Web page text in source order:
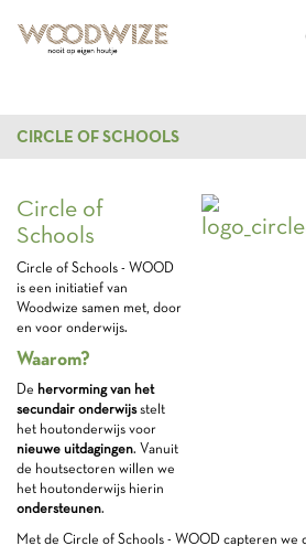
CIRCLE OF SCHOOLS
Circle of
Schools
Circle of Schools - WOOD
is een initiatief van
Woodwize samen met, door
en voor onderwijs.
Waarom?
De hervorming van het
secundair onderwijsstelt
het houtonderwijs voor
nieuwe uitdagingen. Vanuit
de houtsectoren willen we
het houtonderwijs hierin
ondersteunen.
Met de Circle of Schools - WOOD capteren we